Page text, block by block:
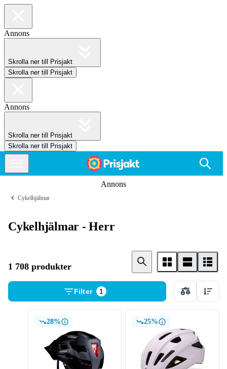
Annons
Skrolla ner till Prisjakt
Skrolla ner till Prisjakt
Annons
Skrolla ner till Prisjakt
Skrolla ner till Prisjakt
Annons
Cykelhjälmar
Cykelhjälmar - Herr
1 708 produkter
Filter 1
28% 25%